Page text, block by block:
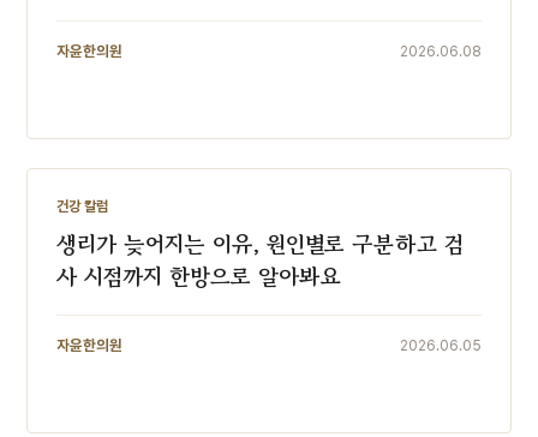
자윤한의원 2026.06.08
전문가 칼럼
건강 칼럼
생리가 늦어지는 이유, 원인별로 구분하고 검
사 시점까지 한방으로 알아봐요
자윤한의원 2026.06.05